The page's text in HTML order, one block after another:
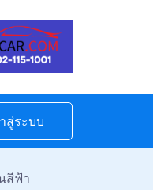
สู่ระบบ
สีฟ้า